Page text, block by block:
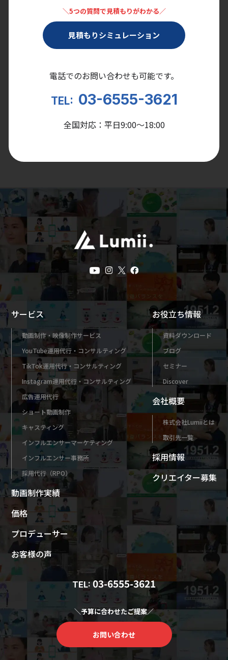
＼5つの質問で見積もりがわかる／
見積もりシミュレーション
電話でのお問い合わせも可能です。
TEL: 03-6555-3621
全国対応：平日9:00〜18:00
サービス
動画制作・映像制作サービス
YouTube運用代行・コンサルティング
TikTok運用代行・コンサルティング
Instagram運用代行・コンサルティング
広告運用代行
ショート動画制作
キャスティング
インフルエンサーマーケティング
インフルエンサー事務所
採用代行（RPO）
動画制作実績
価格
プロデューサー
お客様の声
お役立ち情報
資料ダウンロード
ブログ
セミナー
Discover
会社概要
株式会社Lumiiとは
取引先一覧
採用情報
クリエイター募集
TEL: 03-6555-3621
＼予算に合わせたご提案／
お問い合わせ